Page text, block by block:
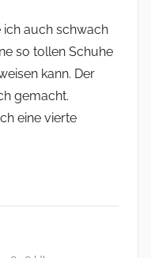
ich auch schwach
so tollen Schuhe
kann. Der
gemacht.
eine vierte